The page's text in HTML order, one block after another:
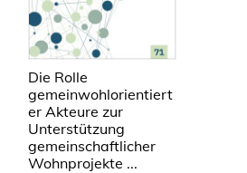
Die Rolle
gemeinwohlorientiert
er Akteure zur
Unterstützung
gemeinschaftlicher
Wohnprojekte ...